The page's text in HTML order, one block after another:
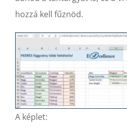
hozzá kell fűznöd.
A képlet: